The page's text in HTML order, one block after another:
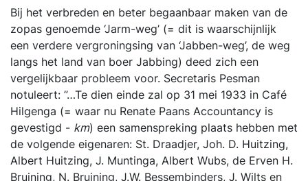
Bij het verbreden en beter begaanbaar maken van de
zopas genoemde ‘Jarm-weg’ (= dit is waarschijnlijk
een verdere vergroningsing van ‘Jabben-weg’, de weg
langs het land van boer Jabbing) deed zich een
vergelijkbaar probleem voor. Secretaris Pesman
notuleert: ”…Te dien einde zal op 31 mei 1933 in Café
Hilgenga (= waar nu Renate Paans Accountancy is
gevestigd - km) een samenspreking plaats hebben met
de volgende eigenaren: St. Draadjer, Joh. D. Huitzing,
Albert Huitzing, J. Muntinga, Albert Wubs, de Erven H.
Bruining, N. Bruining, J.W. Bessembinders, J. Wilts en